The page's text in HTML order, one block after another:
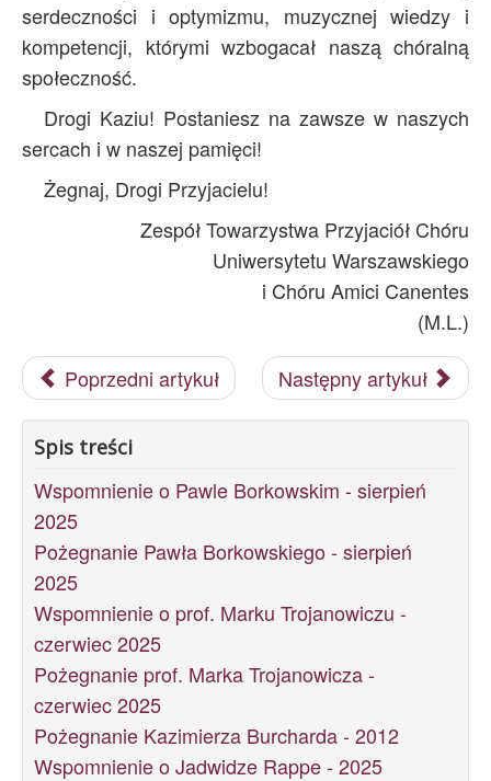
serdeczności i optymizmu, muzycznej wiedzy i
kompetencji, którymi wzbogacał naszą chóralną
społeczność.
Drogi Kaziu! Postaniesz na zawsze w naszych
sercach i w naszej pamięci!
Żegnaj, Drogi Przyjacielu!
Zespół Towarzystwa Przyjaciół Chóru
Uniwersytetu Warszawskiego
i Chóru Amici Canentes
(M.L.)
Poprzedni artykuł
Następny artykuł
Spis treści
Wspomnienie o Pawle Borkowskim - sierpień
2025
Pożegnanie Pawła Borkowskiego - sierpień
2025
Wspomnienie o prof. Marku Trojanowiczu -
czerwiec 2025
Pożegnanie prof. Marka Trojanowicza -
czerwiec 2025
Pożegnanie Kazimierza Burcharda - 2012
Wspomnienie o Jadwidze Rappe - 2025